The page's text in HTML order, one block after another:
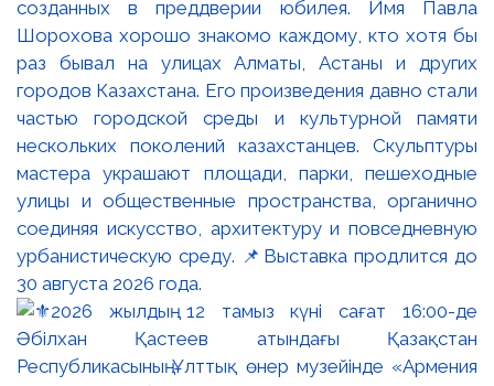
созданных в преддверии юбилея. Имя Павла
Шорохова хорошо знакомо каждому, кто хотя бы
раз бывал на улицах Алматы, Астаны и других
городов Казахстана. Его произведения давно стали
частью городской среды и культурной памяти
нескольких поколений казахстанцев. Скульптуры
мастера украшают площади, парки, пешеходные
улицы и общественные пространства, органично
соединяя искусство, архитектуру и повседневную
урбанистическую среду. 📌Выставка продлится до
30 августа 2026 года.